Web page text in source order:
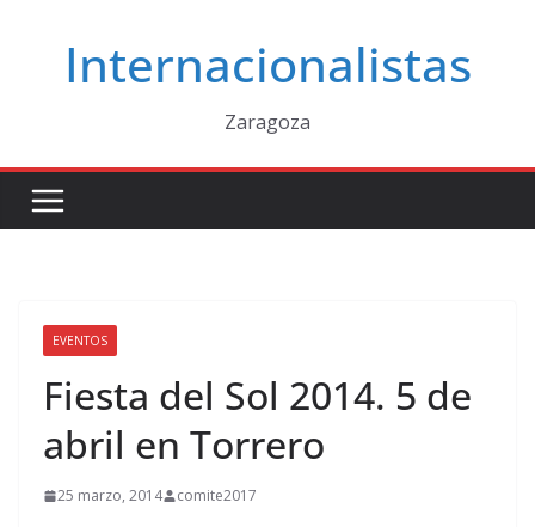
contenidoInternacionalistas
Zaragoza
EVENTOS
Fiesta del Sol 2014. 5 de
abril en Torrero
25 marzo, 2014 comite2017